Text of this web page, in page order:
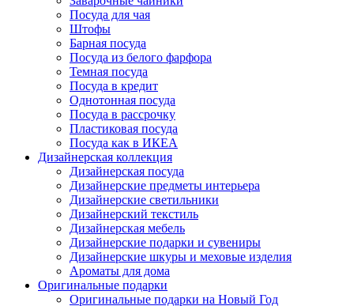
Посуда для чая
Штофы
Барная посуда
Посуда из белого фарфора
Темная посуда
Посуда в кредит
Однотонная посуда
Посуда в рассрочку
Пластиковая посуда
Посуда как в ИКЕА
Дизайнерская коллекция
Дизайнерская посуда
Дизайнерские предметы интерьера
Дизайнерские светильники
Дизайнерский текстиль
Дизайнерская мебель
Дизайнерские подарки и сувениры
Дизайнерские шкуры и меховые изделия
Ароматы для дома
Оригинальные подарки
Оригинальные подарки на Новый Год